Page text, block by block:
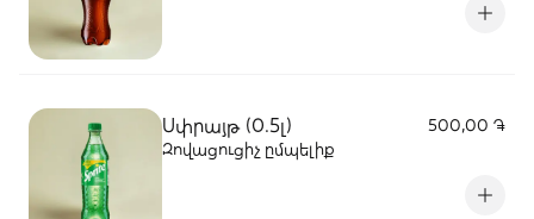
Սփրայթ (0.5լ)
500,00 ֏
Զովացուցիչ ըմպելիք